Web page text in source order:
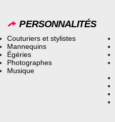
PERSONNALITÉS
Couturiers et stylistes
Mannequins
Égéries
Photographes
Musique